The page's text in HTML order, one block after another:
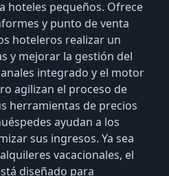
hoteles pequeños. Ofrece
y punto de venta
hoteleros realizar un
y mejorar la gestión del
integrado y el motor
agilizan el proceso de
herramientas de precios
ayudan a los
sus ingresos. Ya sea
vacacionales, el
diseñado para